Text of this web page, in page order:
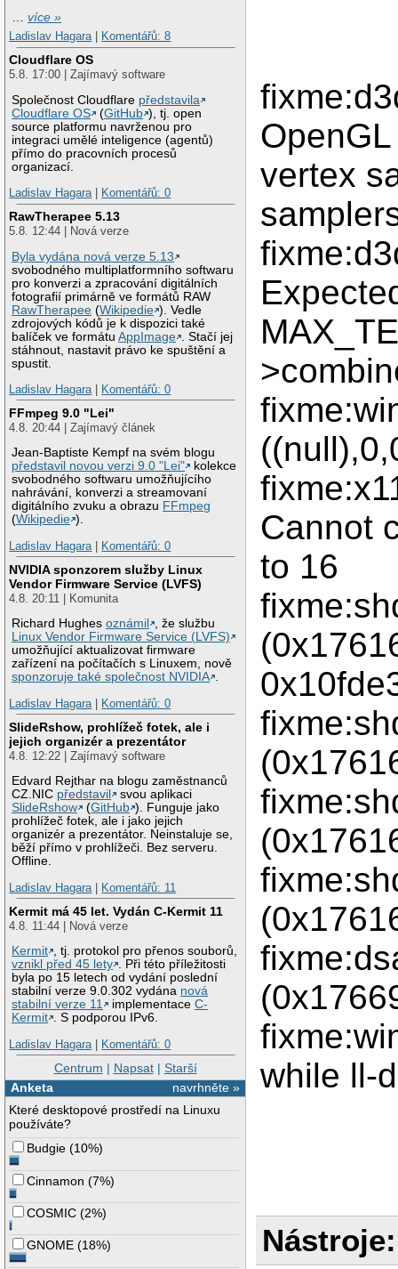
…více »
Ladislav Hagara| Komentářů: 8
Cloudflare OS
5.8. 17:00 | Zajímavý software
Společnost Cloudflare představila
Cloudflare OS
(GitHub ), tj. open
source platformu navrženou pro
integraci umělé inteligence (agentů)
přímo do pracovních procesů
organizací.
Ladislav Hagara| Komentářů: 0
RawTherapee 5.13
5.8. 12:44 | Nová verze
Byla vydána nová verze 5.13
svobodného multiplatformního softwaru
pro konverzi a zpracování digitálních
fotografií primárně ve formátů RAW
RawTherapee (Wikipedie ). Vedle
zdrojových kódů je k dispozici také
balíček ve formátuAppImage
. Stačí jej
stáhnout, nastavit právo ke spuštění a
spustit.
Ladislav Hagara| Komentářů: 0
FFmpeg 9.0 "Lei"
4.8. 20:44 | Zajímavý článek
Jean-Baptiste Kempf na svém blogu
představil novou verzi 9.0 "Lei"
kolekce
svobodného softwaru umožňujícího
nahrávání, konverzi a streamovaní
digitálního zvuku a obrazu FFmpeg
(Wikipedie ).
Ladislav Hagara| Komentářů: 0
NVIDIA sponzorem služby Linux
Vendor Firmware Service (LVFS)
4.8. 20:11 | Komunita
Richard Hughesoznámil
, že službu
Linux Vendor Firmware Service (LVFS)
umožňující aktualizovat firmware
zařízení na počítačích s Linuxem, nově
sponzoruje také společnost NVIDIA .
Ladislav Hagara| Komentářů: 0
SlideRshow, prohlížeč fotek, ale i
jejich organizér a prezentátor
4.8. 12:22 | Zajímavý software
Edvard Rejthar na blogu zaměstnanců
CZ.NIC představil
svou aplikaci
SlideRshow
(GitHub ). Funguje jako
prohlížeč fotek, ale i jako jejich
organizér a prezentátor. Neinstaluje se,
běží přímo v prohlížeči. Bez serveru.
Offline.
Ladislav Hagara| Komentářů: 11
Kermit má 45 let. Vydán C-Kermit 11
4.8. 11:44 | Nová verze
Kermit , tj. protokol pro přenos souborů,
vznikl před 45 lety . Při této příležitosti
byla po 15 letech od vydání poslední
stabilní verze 9.0.302 vydána nová
stabilní verze 11
implementaceC-
Kermit . S podporou IPv6.
Ladislav Hagara| Komentářů: 0
Centrum | Napsat| Starší
navrhněte »
Anketa
Které desktopové prostředí na Linuxu
používáte?
Budgie (10%)
Cinnamon (7%)
COSMIC (2%)
GNOME (18%)
vertex
Cannot
to 16
while ll-
Nástroje: